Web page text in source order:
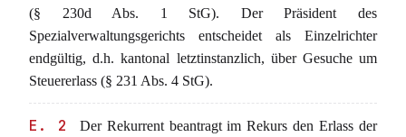
(§ 230d Abs. 1 StG). Der Präsident des
Spezialverwaltungsgerichts entscheidet als Einzelrichter
endgültig, d.h. kantonal letztinstanzlich, über Gesuche um
Steuererlass (§ 231 Abs. 4 StG).
E. 2
Der Rekurrent beantragt im Rekurs den Erlass der